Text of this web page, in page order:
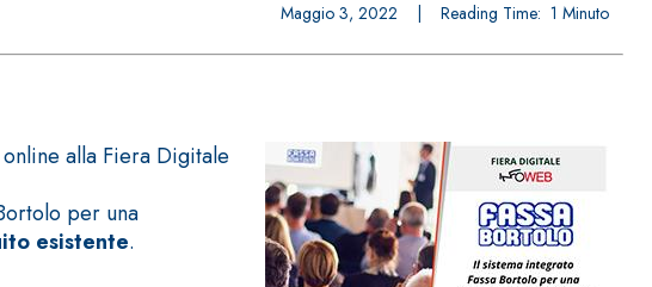
Maggio 3, 2022 Reading Time: 1 Minuto
alla Fiera Digitale
per una
esistente.